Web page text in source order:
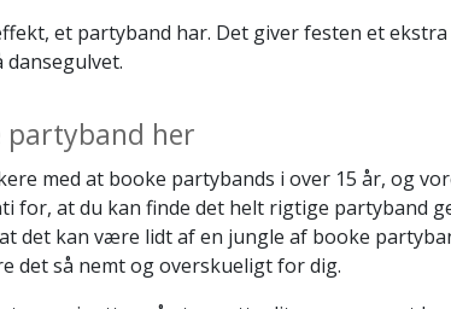
et partyband har. Det giver festen et
partyband her
med at booke partybands i over 15 år, og
for, at du kan finde det helt rigtige partyband
det kan være lidt af en jungle af booke
det så nemt og overskueligt for dig.